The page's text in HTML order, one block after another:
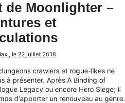
de Moonlighter –
et
, le 22 juillet 2018
crawlers et rogue-likes ne
à présenter. Après A Binding of
Legacy ou encore Hero Siege; il
d'apporter un renouveau au genre.